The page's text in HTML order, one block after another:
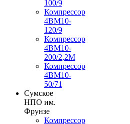
100/9
Компрессор
4ВМ10-
120/9
Компрессор
4ВМ10-
200/2,2М
Компрессор
4ВМ10-
50/71
Сумское
НПО им.
Фрунзе
Компрессор